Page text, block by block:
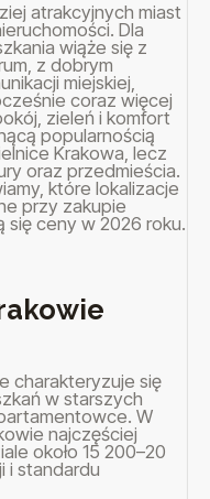
atrakcyjnych miast
Dla
wiąże się z
z dobrym
miejskiej,
coraz więcej
zieleń i komfort
popularnością
Krakowa, lecz
oraz przedmieścia.
które lokalizacje
przy zakupie
się ceny w 2026 roku.
charakteryzuje się
w starszych
W
najczęściej
około 15 200–20
i standardu